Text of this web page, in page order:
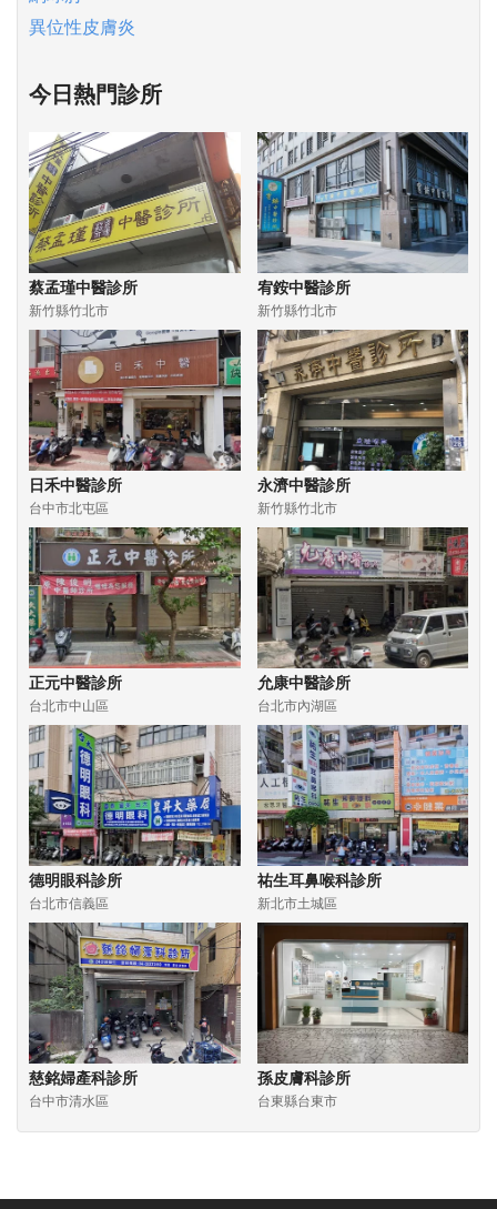
異位性皮膚炎
今日熱門診所
蔡孟瑾中醫診所
新竹縣竹北市
宥銨中醫診所
新竹縣竹北市
日禾中醫診所
台中市北屯區
永濟中醫診所
新竹縣竹北市
正元中醫診所
台北市中山區
允康中醫診所
台北市內湖區
德明眼科診所
台北市信義區
祐生耳鼻喉科診所
新北市土城區
慈銘婦產科診所
台中市清水區
孫皮膚科診所
台東縣台東市